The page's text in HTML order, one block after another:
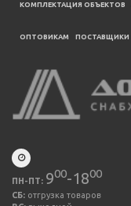
КОМПЛЕКТАЦИЯ ОБЪЕКТОВ
ОПТОВИКАМ ПОСТАВЩИКИ
ПН-ПТ: 900-1800
СБ: отгрузка товаров